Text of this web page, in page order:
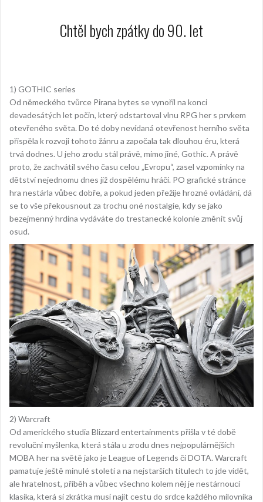
Chtěl bych zpátky do 90. let
1) GOTHIC series
Od německého tvůrce Pirana bytes se vynořil na konci
devadesátých let počin, který odstartoval vlnu RPG her s prvkem
otevřeného světa. Do té doby nevídaná otevřenost herního světa
přispěla k rozvoji tohoto žánru a započala tak dlouhou éru, která
trvá dodnes. U jeho zrodu stál právě, mimo jiné, Gothic. A právě
proto, že zachvátil svého času celou „Evropu“, zasel vzpomínky na
dětství nejednomu dnes již dospělému hráči. PO grafické stránce
hra nestárla vůbec dobře, a pokud jeden přežije hrozné ovládání, dá
se to vše překousnout za trochu oné nostalgie, kdy se jako
bezejmenný hrdina vydáváte do trestanecké kolonie změnit svůj
osud.
2) Warcraft
Od amerického studia Blizzard entertainments přišla v té době
revoluční myšlenka, která stála u zrodu dnes nejpopulárnějších
MOBA her na světě jako je League of Legends či DOTA. Warcraft
pamatuje ještě minulé století a na nejstarších titulech to jde vidět,
ale hratelnost, příběh a vůbec všechno kolem něj je nestárnoucí
klasika, která si zkrátka musí najít cestu do srdce každého milovníka